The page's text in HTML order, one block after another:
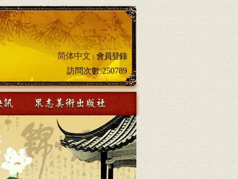
简体中文 | 會員登錄
訪問次數:250789